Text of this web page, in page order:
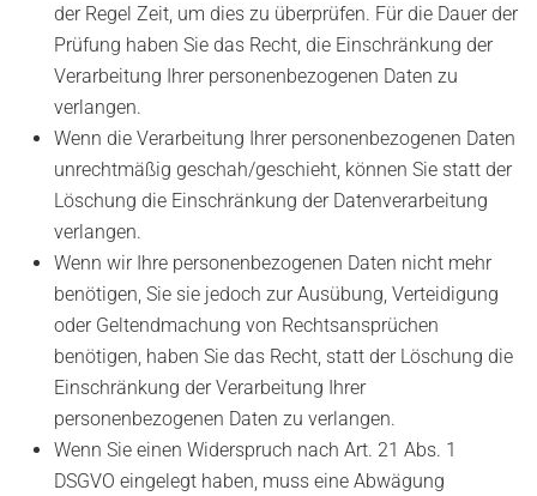
der Regel Zeit, um dies zu überprüfen. Für die Dauer der
Prüfung haben Sie das Recht, die Einschränkung der
Verarbeitung Ihrer personenbezogenen Daten zu
verlangen.
Wenn die Verarbeitung Ihrer personenbezogenen Daten
unrechtmäßig geschah/geschieht, können Sie statt der
Löschung die Einschränkung der Datenverarbeitung
verlangen.
Wenn wir Ihre personenbezogenen Daten nicht mehr
benötigen, Sie sie jedoch zur Ausübung, Verteidigung
oder Geltendmachung von Rechtsansprüchen
benötigen, haben Sie das Recht, statt der Löschung die
Einschränkung der Verarbeitung Ihrer
personenbezogenen Daten zu verlangen.
Wenn Sie einen Widerspruch nach Art. 21 Abs. 1
DSGVO eingelegt haben, muss eine Abwägung